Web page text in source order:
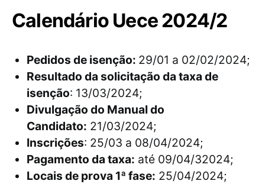
Calendário Uece 2024/2
Pedidos de isenção: 29/01 a 02/02/2024;
Resultado da solicitação da taxa de
isenção: 13/03/2024;
Divulgação do Manual do
Candidato: 21/03/2024;
Inscrições: 25/03 a 08/04/2024;
Pagamento da taxa: até 09/04/32024;
Locais de prova 1ª fase: 25/04/2024;